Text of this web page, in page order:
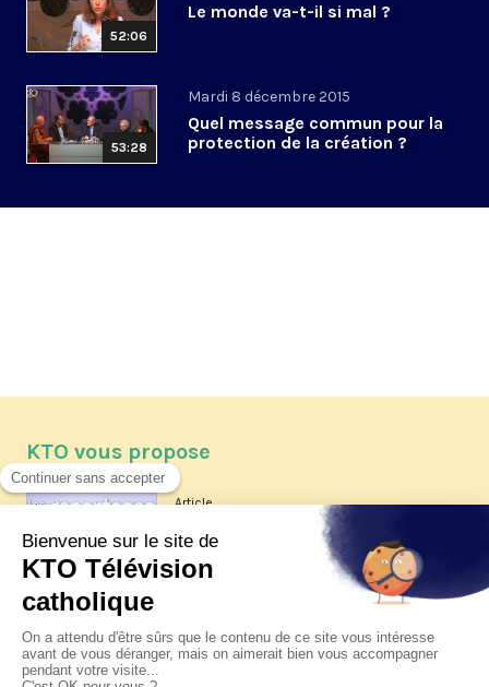
52:06
Le monde va-t-il si mal ?
53:28
Mardi 8 décembre 2015
Quel message commun pour la
protection de la création ?
KTO vous propose
Article
Les reportages d'été 2026 de KTO
La visite pastorale du pape Léon
XIV à Assise à suivre sur KTO le
jeudi 6 août